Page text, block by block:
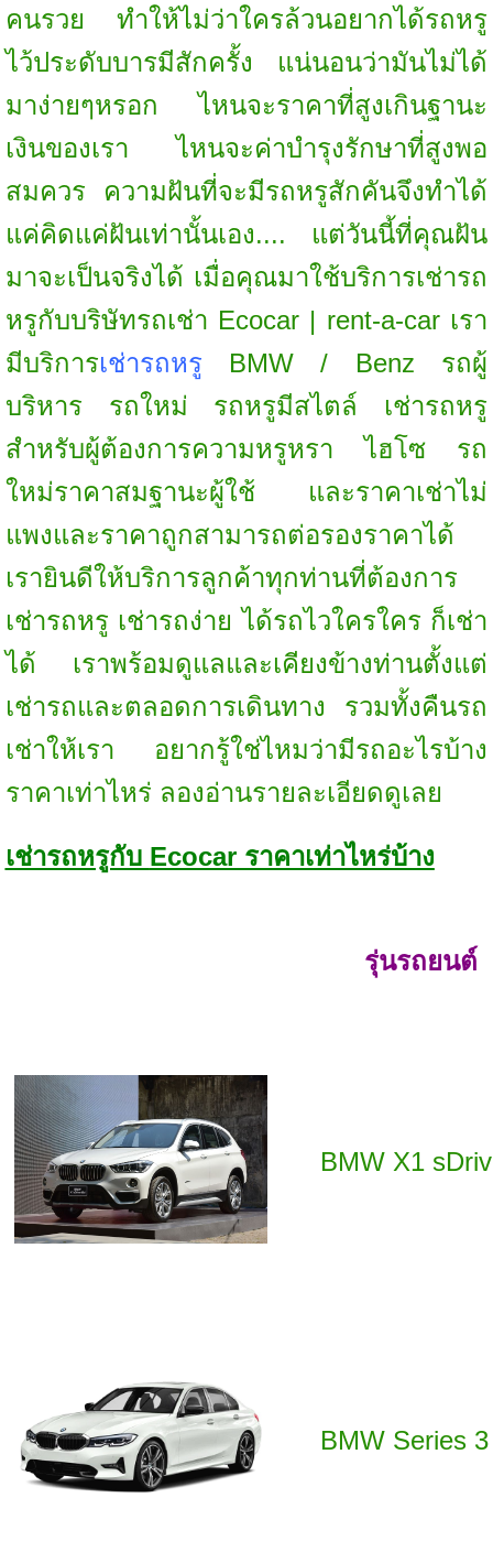
คนรวย ทำให้ไม่ว่าใครล้วนอยากได้รถหรู
ไว้ประดับบารมีสักครั้ง แน่นอนว่ามันไม่ได้
มาง่ายๆหรอก ไหนจะราคาที่สูงเกินฐานะ
เงินของเรา ไหนจะค่าบำรุงรักษาที่สูงพอ
สมควร ความฝันที่จะมีรถหรูสักคันจึงทำได้
แค่คิดแค่ฝันเท่านั้นเอง.... แต่วันนี้ที่คุณฝัน
มาจะเป็นจริงได้ เมื่อคุณมาใช้บริการเช่ารถ
หรูกับบริษัทรถเช่า Ecocar | rent-a-car เรา
มีบริการเช่ารถหรู BMW / Benz รถผู้
บริหาร รถใหม่ รถหรูมีสไตล์ เช่ารถหรู
สำหรับผู้ต้องการความหรูหรา ไฮโซ รถ
ใหม่ราคาสมฐานะผู้ใช้ และราคาเช่าไม่
แพงและราคาถูกสามารถต่อรองราคาได้
เรายินดีให้บริการลูกค้าทุกท่านที่ต้องการ
เช่ารถหรู เช่ารถง่าย ได้รถไวใครใคร ก็เช่า
ได้ เราพร้อมดูแลและเคียงข้างท่านตั้งแต่
เช่ารถและตลอดการเดินทาง รวมทั้งคืนรถ
เช่าให้เรา อยากรู้ใช่ไหมว่ามีรถอะไรบ้าง
ราคาเท่าไหร่ ลองอ่านรายละเอียดดูเลย
เช่ารถหรูกับ Ecocar ราคาเท่าไหร่บ้าง
รุ่นรถยนต์
BMW X1
BMW Series